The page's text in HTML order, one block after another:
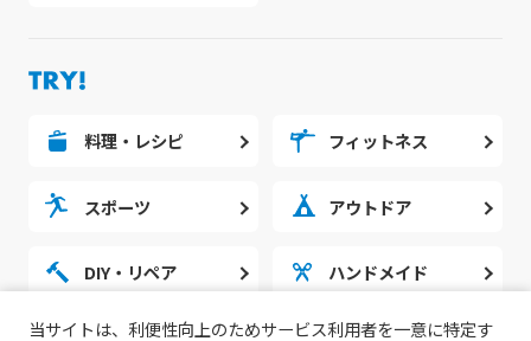
料理・レシピ フィットネス
スポーツ アウトドア
DIY・リペア ハンドメイド
当サイトは、利便性向上のためサービス利用者を一意に特定す